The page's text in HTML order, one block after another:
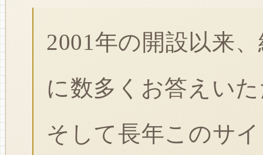
2001年の開設以来
に数多くお答えい
そして長年このサ